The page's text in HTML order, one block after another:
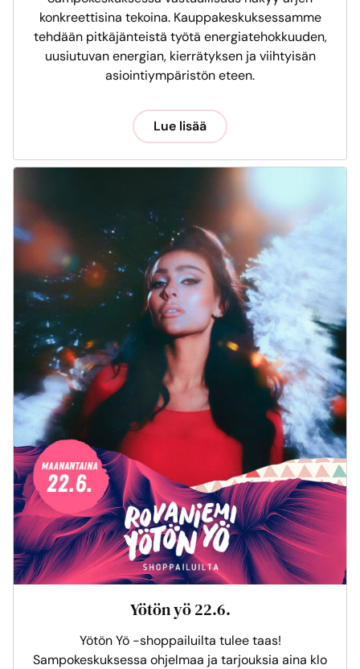
konkreettisina tekoina. Kauppakeskuksessamme
tehdään pitkäjänteistä työtä energiatehokkuuden,
uusiutuvan energian, kierrätyksen ja viihtyisän
asiointiympäristön eteen.
Lue lisää
Yötön yö 22.6.
Yötön Yö -shoppailuilta tulee taas!
Sampokeskuksessa ohjelmaa ja tarjouksia aina klo